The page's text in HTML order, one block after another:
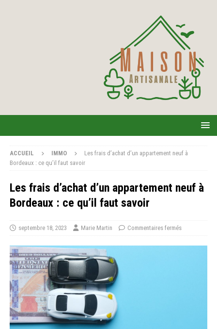
ACCUEIL IMMO
Les frais d’achat d’un appartement neuf à
Bordeaux : ce qu’il faut savoir
Les frais d’achat d’un appartement neuf à
Bordeaux : ce qu’il faut savoir
septembre 18, 2023 Marie Martin Commentaires fermés